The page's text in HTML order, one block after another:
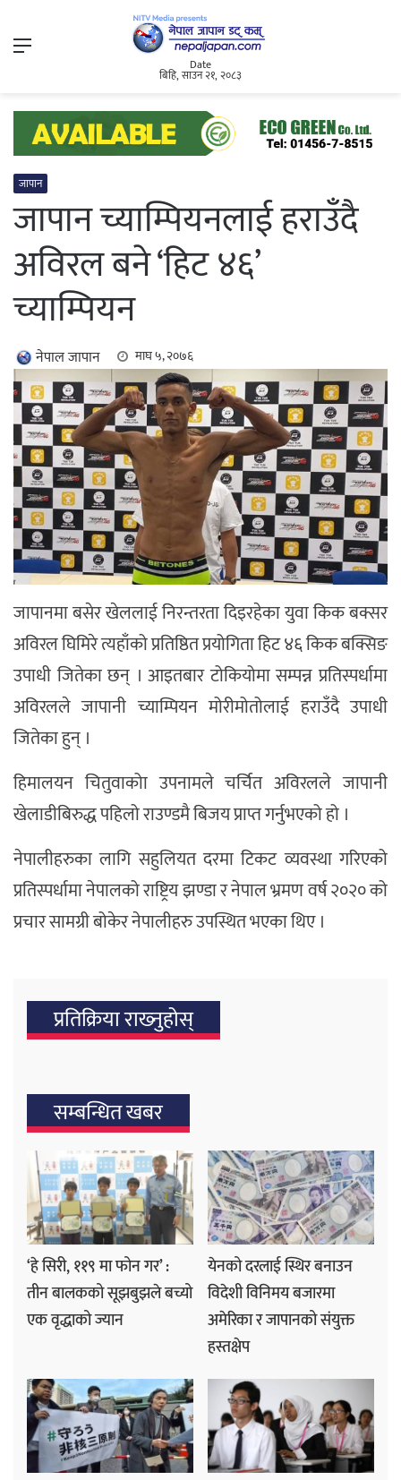
Menu
Date
बिहि, साउन २१, २०८३
जापान
जापान च्याम्पियनलाई हराउँदै
अविरल बने ‘हिट ४६’
च्याम्पियन
नेपाल जापान माघ ५, २०७६
जापानमा बसेर खेललाई निरन्तरता दिइरहेका युवा किक बक्सर
अविरल घिमिरे त्यहाँको प्रतिष्ठित प्रयोगिता हिट ४६ किक बक्सिङ
उपाधी जितेका छन् । आइतबार टोकियोमा सम्पन्न प्रतिस्पर्धामा
अविरलले जापानी च्याम्पियन मोरीमोतोलाई हराउँदै उपाधी
जितेका हुन् ।
हिमालयन चितुवाकोा उपनामले चर्चित अविरलले जापानी
खेलाडीबिरुद्ध पहिलो राउण्डमै बिजय प्राप्त गर्नुभएको हो ।
नेपालीहरुका लागि सहुलियत दरमा टिकट व्यवस्था गरिएको
प्रतिस्पर्धामा नेपालको राष्ट्रिय झण्डा र नेपाल भ्रमण वर्ष २०२० को
प्रचार सामग्री बोकेर नेपालीहरु उपस्थित भएका थिए ।
प्रतिक्रिया राख्‍नुहोस्
सम्बन्धित खबर
‘हे सिरी, ११९ मा फोन गर’ :
तीन बालकको सूझबुझले बच्यो
एक वृद्धाको ज्यान
येनको दरलाई स्थिर बनाउन
विदेशी विनिमय बजारमा
अमेरिका र जापानको संयुक्त
हस्तक्षेप